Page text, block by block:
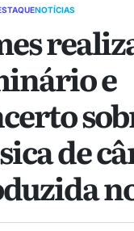
NOTÍCIAS
e
de